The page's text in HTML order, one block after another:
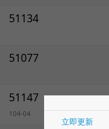
51134
51077
51147
104-04
立即更新